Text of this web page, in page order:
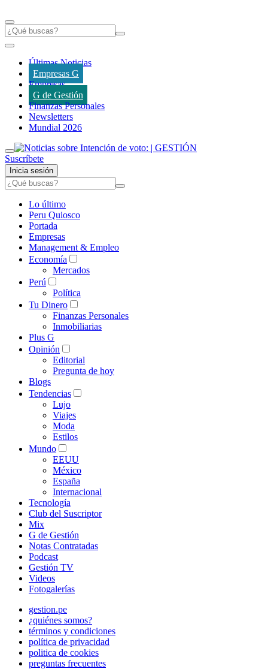
Últimas Noticias
Empresas G
Empresas
G de Gestión
Finanzas Personales
Newsletters
Mundial 2026
Suscríbete
Inicia sesión
Lo último
Peru Quiosco
Portada
Empresas
Management & Empleo
Economía
Mercados
Perú
Política
Tu Dinero
Finanzas Personales
Inmobiliarias
Plus G
Opinión
Editorial
Pregunta de hoy
Blogs
Tendencias
Lujo
Viajes
Moda
Estilos
Mundo
EEUU
México
España
Internacional
Tecnología
Club del Suscriptor
Mix
G de Gestión
Notas Contratadas
Podcast
Gestión TV
Videos
Fotogalerías
gestion.pe
¿quiénes somos?
términos y condiciones
política de privacidad
politica de cookies
preguntas frecuentes